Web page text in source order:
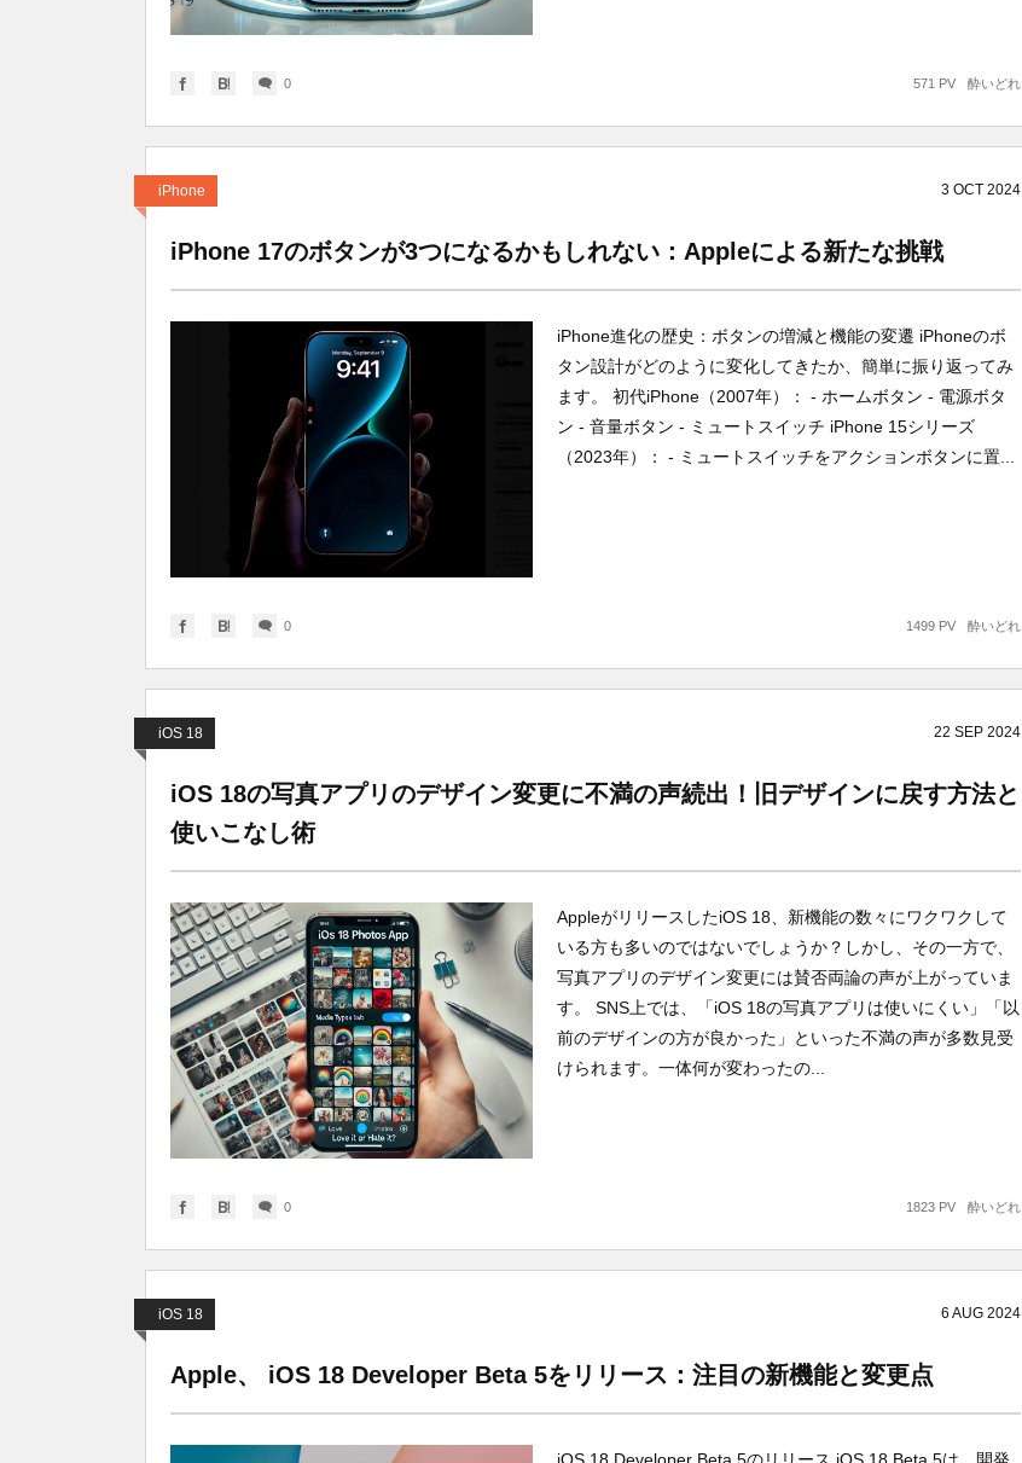
0 酔いどれ
571 PV
iPhone 3 OCT 2024
iPhone 17のボタンが3つになるかもしれない：Appleによる新たな挑戦
iPhone進化の歴史：ボタンの増減と機能の変遷 iPhoneのボ
タン設計がどのように変化してきたか、簡単に振り返ってみ
ます。 初代iPhone（2007年）： - ホームボタン - 電源ボタ
ン - 音量ボタン - ミュートスイッチ iPhone 15シリーズ
（2023年）： - ミュートスイッチをアクションボタンに置...
0 酔いどれ
1499 PV
iOS 18 22 SEP 2024
iOS 18の写真アプリのデザイン変更に不満の声続出！旧デザインに戻す方法と
使いこなし術
AppleがリリースしたiOS 18、新機能の数々にワクワクして
いる方も多いのではないでしょうか？しかし、その一方で、
写真アプリのデザイン変更には賛否両論の声が上がっていま
す。 SNS上では、「iOS 18の写真アプリは使いにくい」「以
前のデザインの方が良かった」といった不満の声が多数見受
けられます。一体何が変わったの...
0 酔いどれ
1823 PV
iOS 18 6 AUG 2024
Apple、 iOS 18 Developer Beta 5をリリース：注目の新機能と変更点